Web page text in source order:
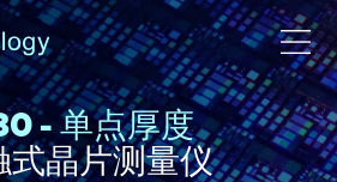
- 单点厚度
式晶片测量仪